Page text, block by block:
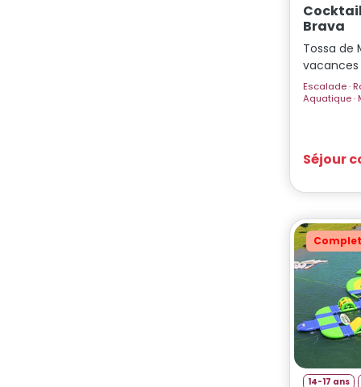
Brava
Tossa de
vacances
Escalade · Randonnées · Plage · Veillées · Parc
Séjour
Complet
14-17 ans